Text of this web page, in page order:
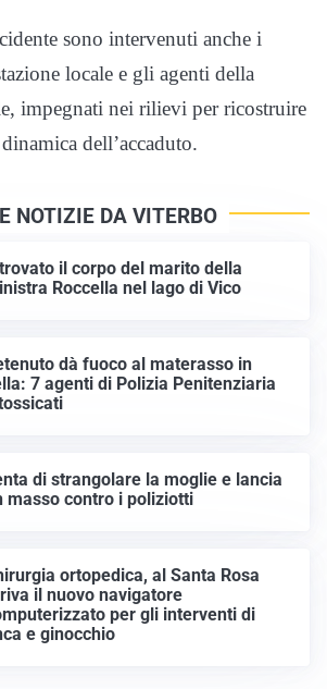
sono intervenuti anche i
locale e gli agenti della
impegnati nei rilievi per ricostruire
dell’accaduto.
NOTIZIE DA VITERBO
il corpo del marito della
Roccella nel lago di Vico
dà fuoco al materasso in
7 agenti di Polizia Penitenziaria
di strangolare la moglie e lancia
masso contro i poliziotti
ortopedica, al Santa Rosa
il nuovo navigatore
per gli interventi di
e ginocchio